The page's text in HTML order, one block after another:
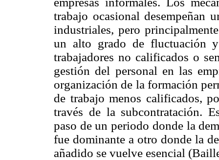
trabajo ocasional desempeñan
industriales, pero
un alto grado de fluctuación
trabajadores no calificados o
gestión del personal en las
organización de la formación
de trabajo menos calificados,
través de la subcontratación.
paso de un periodo donde la
fue dominante a otro donde la
añadido se vuelve esencial